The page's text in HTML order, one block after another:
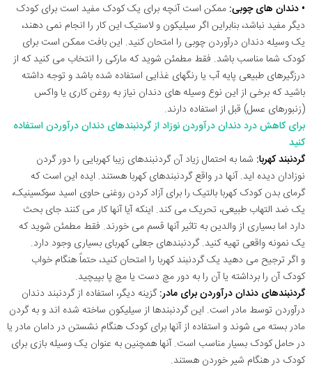
• دندان های چوبی: ممکن است آنچه برای یک کودک مفید است برای کودک
دیگر مفید نباشد، بنابراین اگر سیلیکون و لاستیک این کار را انجام نمی دهند،
یک وسیله دندان درآوردن چوبی را امتحان کنید. این بافت ممکن است برای
کودک شما مناسب باشد. فقط مطمئن شوید که مارکی را انتخاب می کنید که از
درزگیرهای طبیعی پایه آب یا رنگهای غذایی استفاده شده باشد و توجه داشته
باشید که برخی از این نوع وسیله های دندان نیاز به روغن کاری یا واکس
(زنبورهای عسل) قبل از استفاده دارند.
برای کاهش درد دندان درآوردن نوزاد از گردنبندهای دندان درآوردن استفاده
کنید
گردنبند کهربا: شما به احتمال زیاد آن گردنبندهای زیبا کهربایی را دور گردن
نوزادان دیده اید. آنها در واقع گردنبندهای کهربا هستند. ایده این است که
گرمای بدن کودک کهربا بالتیک را برای آزاد کردن روغنی حاوی اسید سوکسینیک،
یک ضد التهاب طبیعی، تحریک می کند. اینکه آیا آنها کار می کنند جای بحث
دارد اما بسیاری از والدین به تاثیر آنها قسم می خورند. فقط مطمئن شوید که
یک نمونه واقعی تهیه کنید. گردنبندهای جعلی کهربای بسیاری وجود دارد.
و اگر ترجیح می دهید یک گردنبند کهربا را امتحان کنید، حتماً هنگام خواب
کودک آن را برداشته یا آن را به دور مچ دست یا مچ پا بپیچید.
گردنبندهای دندان درآوردن برای مادر:گزینه دیگر، استفاده از گردنبند دندان
درآوردن توسط مادر است. این گردنبندها از سیلیکون ساخته شده اند و به گردن
مادر بسته می شوند و استفاده از آنها برای کودک هنگام نشستن در دامان مادر یا
در حامل کودک بسیار مناسب است. آنها همچنین به عنوان یک وسیله بازی برای
کودک در هنگام شیر خوردن هستند.